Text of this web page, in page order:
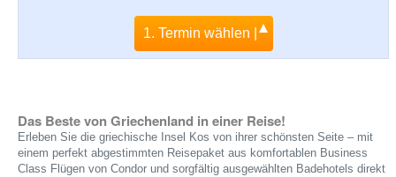
1. Termin wählen |
Das Beste von Griechenland in einer Reise!
Erleben Sie die griechische Insel Kos von ihrer schönsten Seite – mit
einem perfekt abgestimmten Reisepaket aus komfortablen Business
Class Flügen von Condor und sorgfältig ausgewählten Badehotels direkt